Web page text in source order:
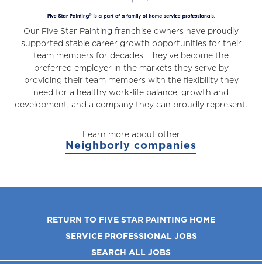
Our Five Star Painting franchise owners have proudly
supported stable career growth opportunities for their
team members for decades. They've become the
preferred employer in the markets they serve by
providing their team members with the flexibility they
need for a healthy work-life balance, growth and
development, and a company they can proudly represent.
Learn more about other
Neighborly companies
RETURN TO FIVE STAR PAINTING HOME
SERVICE PROFESSIONAL JOBS
SEARCH ALL JOBS